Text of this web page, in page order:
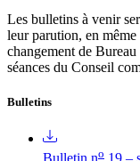
Les bulletins à venir
leur parution, en
changement de
séances du Conseil
Bulletins
o